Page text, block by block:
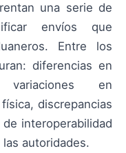
una serie de
envíos que
Entre los
diferencias en
variaciones en
discrepancias
interoperabilidad
autoridades.